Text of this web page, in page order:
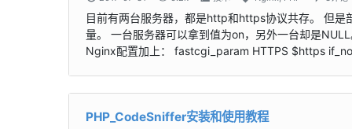
目前有两台服务器，都是http和https协议共存。 但是
量。 一台服务器可以拿到值为on，另外一台却是
Nginx配置加上： fastcgi_param HTTPS $https
PHP_CodeSniffer安装和使用教程